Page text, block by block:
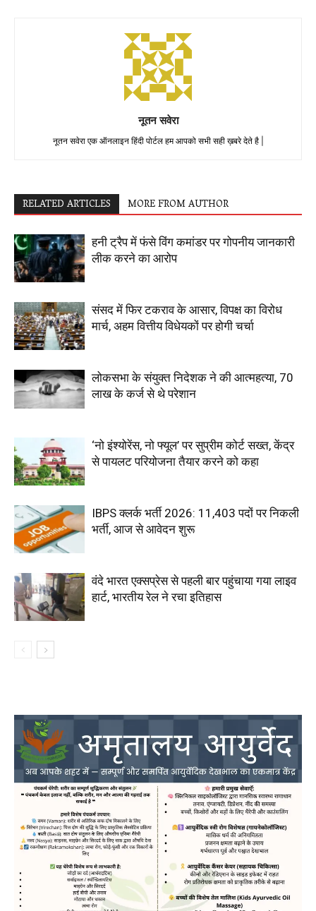
नूतन सवेरा
नूतन सवेरा एक ऑनलाइन हिंदी पोर्टल हम आपको सभी सही ख़बरे देते है |
RELATED ARTICLES MORE FROM AUTHOR
हनी ट्रैप में फंसे विंग कमांडर पर गोपनीय जानकारी
लीक करने का आरोप
संसद में फिर टकराव के आसार, विपक्ष का विरोध
मार्च, अहम वित्तीय विधेयकों पर होगी चर्चा
लोकसभा के संयुक्त निदेशक ने की आत्महत्या, 70
लाख के कर्ज से थे परेशान
‘नो इंश्योरेंस, नो फ्यूल’ पर सुप्रीम कोर्ट सख्त, केंद्र
से पायलट परियोजना तैयार करने को कहा
IBPS क्लर्क भर्ती 2026: 11,403 पदों पर निकली
भर्ती, आज से आवेदन शुरू
वंदे भारत एक्सप्रेस से पहली बार पहुंचाया गया लाइव
हार्ट, भारतीय रेल ने रचा इतिहास